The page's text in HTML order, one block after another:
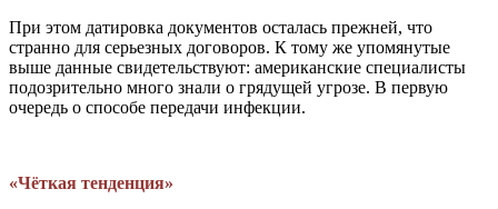
При этом датировка документов осталась прежней, что
странно для серьезных договоров. К тому же упомянутые
выше данные свидетельствуют: американские специалисты
подозрительно много знали о грядущей угрозе. В первую
очередь о способе передачи инфекции.
«Чёткая тенденция»